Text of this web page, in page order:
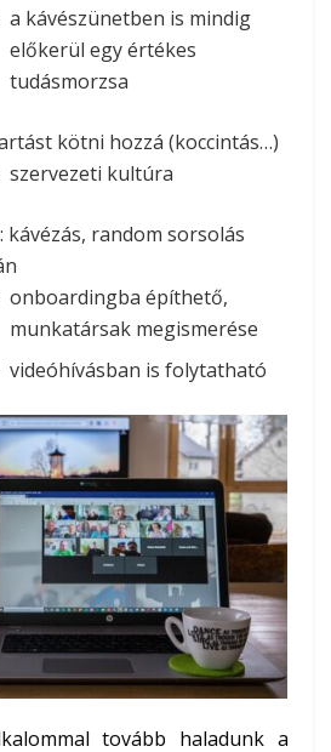
a kávészünetben is mindig
előkerül egy értékes
tudásmorzsa
kötni hozzá (koccintás…)
szervezeti kultúra
kávézás, random sorsolás
onboardingba építhető,
munkatársak megismerése
videóhívásban is folytatható
tovább haladunk a